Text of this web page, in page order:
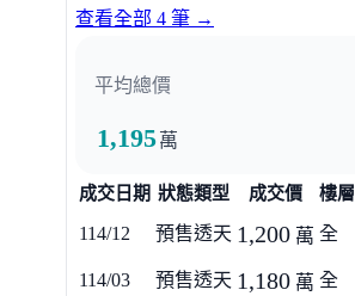
查看全部 4 筆 →
平均總價
1,195萬
成交日期 狀態類型 成交價 樓層
114/12 預售透天 1,200 萬 全
114/03 預售透天 1,180 萬 全